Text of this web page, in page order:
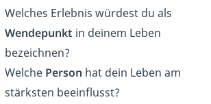
Welches Erlebnis würdest du als
Wendepunkt in deinem Leben
bezeichnen?
Welche Person hat dein Leben am
stärksten beeinflusst?